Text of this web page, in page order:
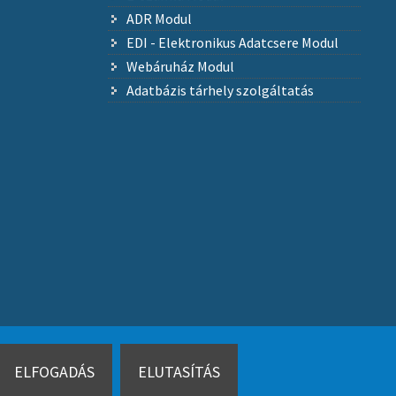
ADR Modul
EDI - Elektronikus Adatcsere Modul
Webáruház Modul
Adatbázis tárhely szolgáltatás
ELFOGADÁS ELUTASÍTÁS